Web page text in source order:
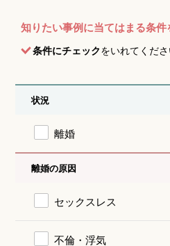
知りたい事例に当てはまる条件
条件にチェックをいれてくだ
状況
離婚
離婚の原因
セックスレス
不倫・浮気